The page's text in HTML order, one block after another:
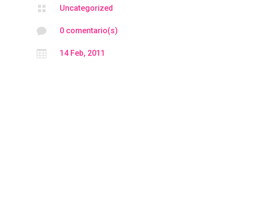
 Uncategorized
 0 comentario(s)
 14 Feb, 2011